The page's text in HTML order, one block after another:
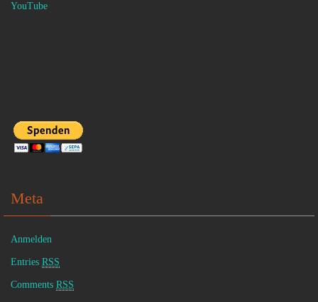
YouTube
Meta
Anmelden
Entries RSS
Comments RSS